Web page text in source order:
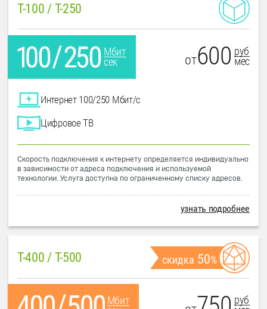
T-100 / T-250
Мбит
сек
от600 руб
мес
Интернет 100/250 Мбит/с
Цифровое ТВ
Скорость подключения к интернету определяется индивидуально
в зависимости от адреса подключения и используемой
технологии. Услуга доступна по ограниченному списку адресов.
узнать подробнее
T-400 / T-500 скидка 50%
Мбит
руб